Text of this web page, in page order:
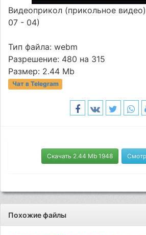
Видеоприкол (прикольное
07 - 04)
Тип файла: webm
Разрешение: 480 на 315
Размер: 2.44 Mb
Чат в Telegram
Скачать 2.44 Mb 1948
Похожие файлы